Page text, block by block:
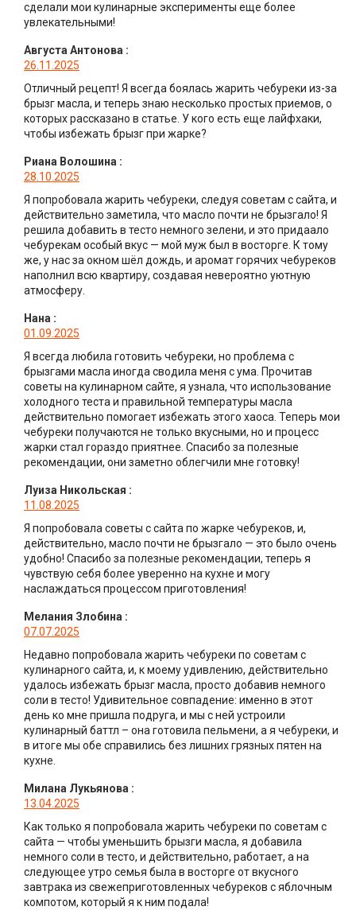
сделали мои кулинарные эксперименты еще более
увлекательными!
Августа Антонова :
26.11.2025
Отличный рецепт! Я всегда боялась жарить чебуреки из-за
брызг масла, и теперь знаю несколько простых приемов, о
которых рассказано в статье. У кого есть еще лайфхаки,
чтобы избежать брызг при жарке?
Риана Волошина :
28.10.2025
Я попробовала жарить чебуреки, следуя советам с сайта, и
действительно заметила, что масло почти не брызгало! Я
решила добавить в тесто немного зелени, и это придаало
чебурекам особый вкус — мой муж был в восторге. К тому
же, у нас за окном шёл дождь, и аромат горячих чебуреков
наполнил всю квартиру, создавая невероятно уютную
атмосферу.
Нана :
01.09.2025
Я всегда любила готовить чебуреки, но проблема с
брызгами масла иногда сводила меня с ума. Прочитав
советы на кулинарном сайте, я узнала, что использование
холодного теста и правильной температуры масла
действительно помогает избежать этого хаоса. Теперь мои
чебуреки получаются не только вкусными, но и процесс
жарки стал гораздо приятнее. Спасибо за полезные
рекомендации, они заметно облегчили мне готовку!
Луиза Никольская :
11.08.2025
Я попробовала советы с сайта по жарке чебуреков, и,
действительно, масло почти не брызгало — это было очень
удобно! Спасибо за полезные рекомендации, теперь я
чувствую себя более уверенно на кухне и могу
наслаждаться процессом приготовления!
Мелания Злобина :
07.07.2025
Недавно попробовала жарить чебуреки по советам с
кулинарного сайта, и, к моему удивлению, действительно
удалось избежать брызг масла, просто добавив немного
соли в тесто! Удивительное совпадение: именно в этот
день ко мне пришла подруга, и мы с ней устроили
кулинарный баттл – она готовила пельмени, а я чебуреки, и
в итоге мы обе справились без лишних грязных пятен на
кухне.
Милана Лукьянова :
13.04.2025
Как только я попробовала жарить чебуреки по советам с
сайта — чтобы уменьшить брызги масла, я добавила
немного соли в тесто, и действительно, работает, а на
следующее утро семья была в восторге от вкусного
завтрака из свежеприготовленных чебуреков с яблочным
компотом, который я к ним подала!